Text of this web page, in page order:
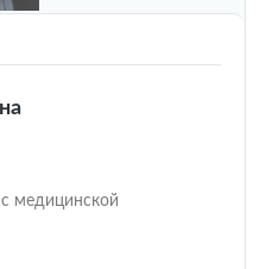
медицинской